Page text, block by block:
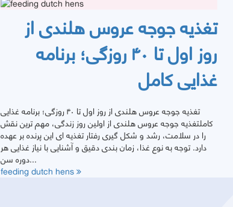
تغذیه جوجه عروس هلندی از
روز اول تا ۴۰ روزگی؛ برنامه
غذایی کامل
تغذیه جوجه عروس هلندی از روز اول تا ۴۰ روزگی؛ برنامه غذایی
کاملتغذیه جوجه عروس هلندی از اولین روز زندگی، مهم ترین نقش
را در سلامت، رشد و شکل گیری رفتار تغذیه ای این پرنده بر عهده
دارد. توجه به نوع غذا، زمان بندی دقیق و آشنایی با نیاز غذایی هر
دوره سن...
feeding dutch hens